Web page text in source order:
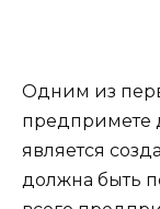
Одним из
предпримете
является
должна быть